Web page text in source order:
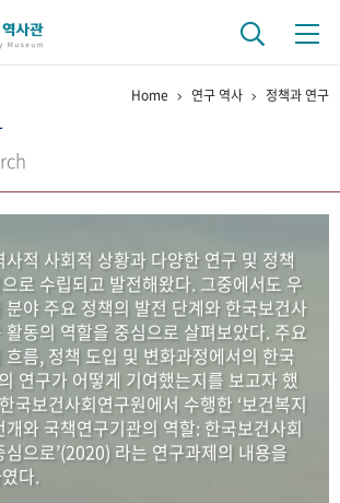
사
드로 보는 연구 역사
연구자들
서 기록물 행정박물 영상 기록물
Home 연구 역사 정책과 연구
적 사회적 상황과 다양한 연구 및 정책
로 수립되고 발전해왔다. 그중에서도 우
분야 주요 정책의 발전 단계와 한국보건사
동의 역할을 중심으로 살펴보았다. 주요
름, 정책 도입 및 변화과정에서의 한국
연구가 어떻게 기여했는지를 보고자 했
국보건사회연구원에서 수행한 ‘보건복지
와 국책연구기관의 역할: 한국보건사회
으로’(2020) 라는 연구과제의 내용을
다.